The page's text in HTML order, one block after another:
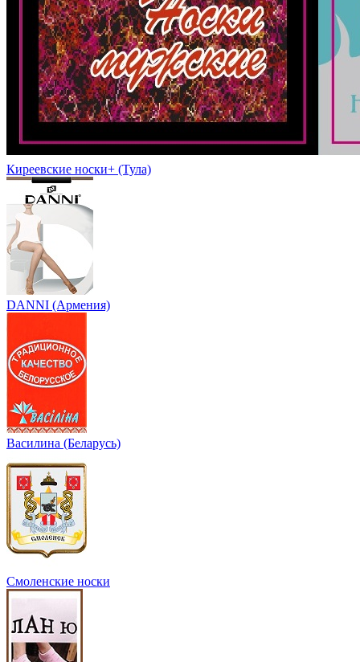
Киреевские носки+ (Тула)
DANNI (Армения)
Василина (Беларусь)
Смоленские носки